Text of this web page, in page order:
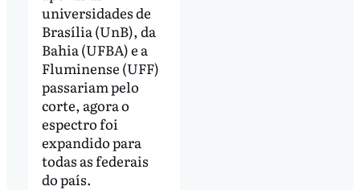
universidades de
Brasília (UnB), da
Bahia (UFBA) e a
Fluminense (UFF)
passariam pelo
corte, agora o
espectro foi
expandido para
todas as federais
do país.